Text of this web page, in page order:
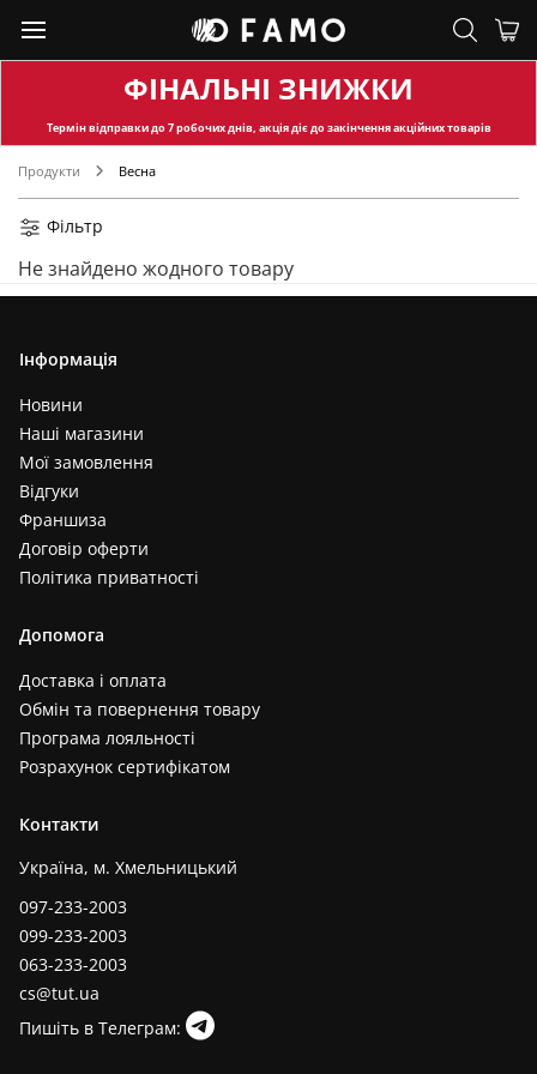
ФІНАЛЬНІ ЗНИЖКИ
Термін відправкидо 7 робочих днів, акція діє до закінчення акційних товарів
Продукти Весна
Фільтр
Не знайдено жодного товару
Інформація
Новини
Наші магазини
Мої замовлення
Відгуки
Франшиза
Договір оферти
Політика приватності
Допомога
Доставка і оплата
Обмін та повернення товару
Програма лояльності
Розрахунок сертифікатом
Контакти
Україна, м. Хмельницький
097-233-2003
099-233-2003
063-233-2003
cs@tut.ua
Пишіть в Телеграм: